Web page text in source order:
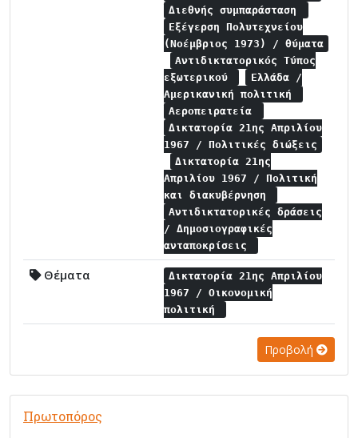
Διεθνής συμπαράσταση
Εξέγερση Πολυτεχνείου
(Νοέμβριος 1973) / θύματα
Αντιδικτατορικός Τύπος
εξωτερικού
Ελλάδα /
Αμερικανική πολιτική
Αεροπειρατεία
Δικτατορία 21ης Απριλίου
1967 / Πολιτικές διώξεις
Δικτατορία 21ης
Απριλίου 1967 / Πολιτική
και διακυβέρνηση
Αντιδικτατορικές δράσεις
/ Δημοσιογραφικές
ανταποκρίσεις
Θέματα
Δικτατορία 21ης Απριλίου
1967 / Οικονομική
πολιτική
Προβολή
Πρωτοπόρος